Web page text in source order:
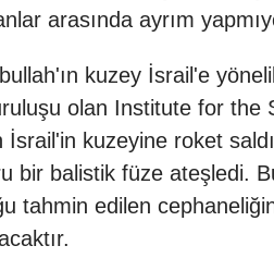
arasında ayrım
kuzey İsrail'e
olan Institute for the
kuzeyine roket
bir balistik füze ateşledi.
tahmin edilen